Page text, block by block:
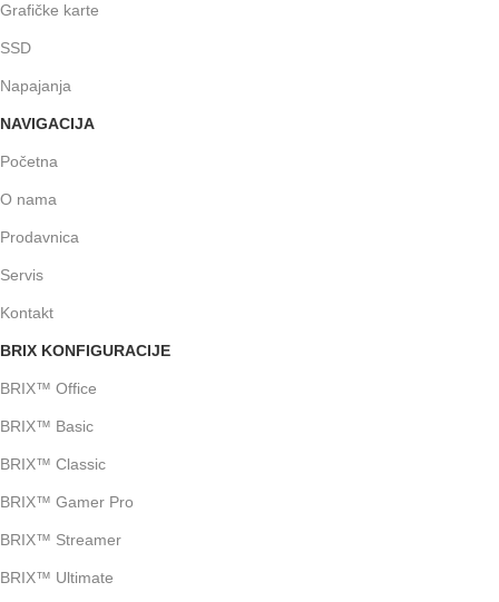
Grafičke karte
SSD
Napajanja
NAVIGACIJA
Početna
O nama
Prodavnica
Servis
Kontakt
BRIX KONFIGURACIJE
BRIX™ Office
BRIX™ Basic
BRIX™ Classic
BRIX™ Gamer Pro
BRIX™ Streamer
BRIX™ Ultimate